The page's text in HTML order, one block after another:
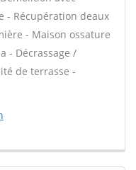
Récupération deaux
- Maison ossature
- Décrassage /
de terrasse -